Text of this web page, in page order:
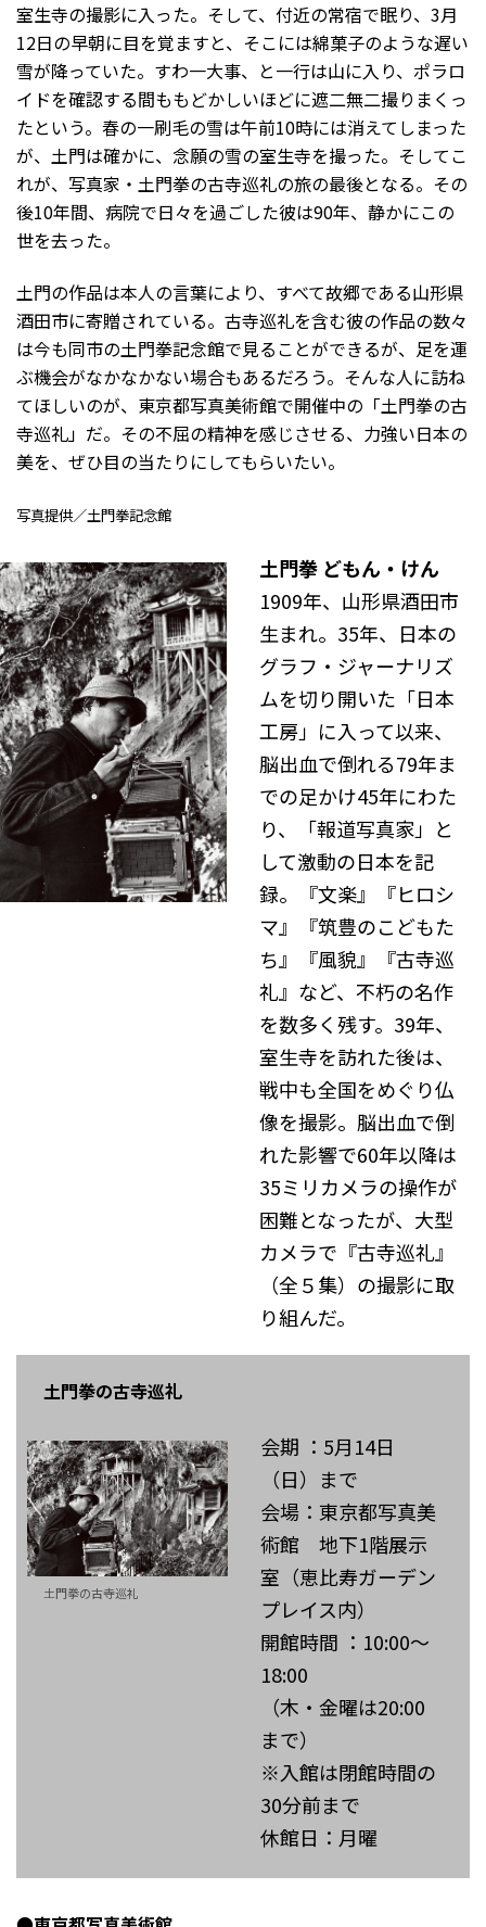
室生寺の撮影に入った。そして、付近の常宿で眠り、3月
12日の早朝に目を覚ますと、そこには綿菓子のような遅い
雪が降っていた。すわ一大事、と一行は山に入り、ポラロ
イドを確認する間ももどかしいほどに遮二無二撮りまくっ
たという。春の一刷毛の雪は午前10時には消えてしまった
が、土門は確かに、念願の雪の室生寺を撮った。そしてこ
れが、写真家・土門拳の古寺巡礼の旅の最後となる。その
後10年間、病院で日々を過ごした彼は90年、静かにこの
世を去った。
土門の作品は本人の言葉により、すべて故郷である山形県
酒田市に寄贈されている。古寺巡礼を含む彼の作品の数々
は今も同市の土門拳記念館で見ることができるが、足を運
ぶ機会がなかなかない場合もあるだろう。そんな人に訪ね
てほしいのが、東京都写真美術館で開催中の「土門拳の古
寺巡礼」だ。その不屈の精神を感じさせる、力強い日本の
美を、ぜひ目の当たりにしてもらいたい。
写真提供／土門拳記念館
土門拳 どもん・けん
1909年、⼭形県酒⽥市
⽣まれ。35年、⽇本の
グラフ・ジャーナリズ
ムを切り開いた「⽇本
⼯房」に⼊って以来、
脳出血で倒れる79年ま
での⾜かけ45年にわた
り、「報道写真家」と
して激動の⽇本を記
録。『⽂楽』『ヒロシ
マ』『筑豊のこどもた
ち』『⾵貌』『古寺巡
礼』など、不朽の名作
を数多く残す。39年、
室⽣寺を訪れた後は、
戦中も全国をめぐり仏
像を撮影。脳出血で倒
れた影響で60年以降は
35ミリカメラの操作が
困難となったが、⼤型
カメラで『古寺巡礼』
（全５集）の撮影に取
り組んだ。
土門拳の古寺巡礼
土門拳の古寺巡礼
会期 ：5月14日
（日）まで
会場：東京都写真美
術館 地下1階展示
室（恵比寿ガーデン
プレイス内）
開館時間 ：10:00〜
18:00
（木・金曜は20:00
まで）
※入館は閉館時間の
30分前まで
休館日：月曜